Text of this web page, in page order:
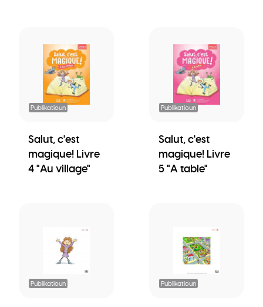
Publikatioun
Salut, c'est
magique! Livre
4 "Au village"
Publikatioun
Salut, c'est
magique! Livre
5 "A table"
Publikatioun Publikatioun